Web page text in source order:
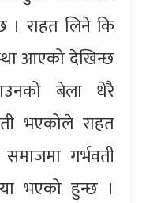
। राहत लिने कि
आएको देखिन्छ
बेला धेरै
भएकोले राहत
गर्भवती
भएको हुन्छ ।